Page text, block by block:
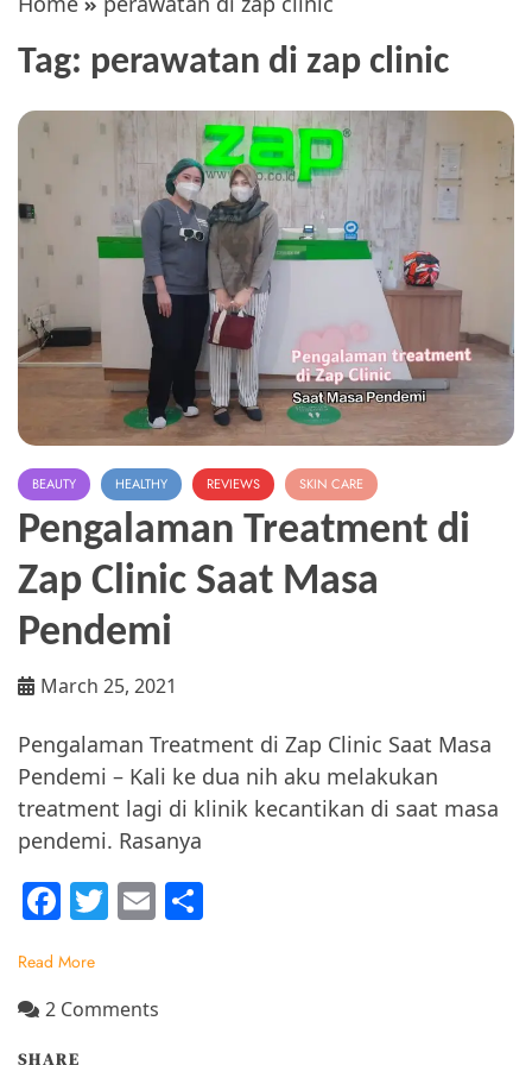
Tag: perawatan di zap clinic
BEAUTY HEALTHY REVIEWS SKIN CARE
Pengalaman Treatment di
Zap Clinic Saat Masa
Pendemi
March 25, 2021
Pengalaman Treatment di Zap Clinic Saat Masa
Pendemi – Kali ke dua nih aku melakukan
treatment lagi di klinik kecantikan di saat masa
pendemi. Rasanya
F
c
e
b
T
er
E
l
Read More
2 Comments
SHARE